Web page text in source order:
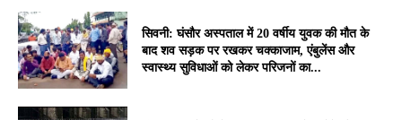
सिवनी: घंसौर अस्पताल में 20 वर्षीय युवक की मौत के
बाद शव सड़क पर रखकर चक्काजाम, एंबुलेंस और
स्वास्थ्य सुविधाओं को लेकर परिजनों का...